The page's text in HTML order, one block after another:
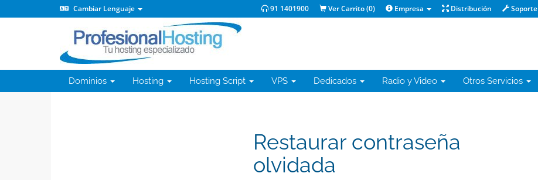
Cambiar Lenguaje 91 1401900 Ver Carrito (0) Empresa Distribución Soporte
Dominios Hosting Hosting Script VPS Dedicados Radio y Video Otros Servicios
Restaurar contraseña
olvidada